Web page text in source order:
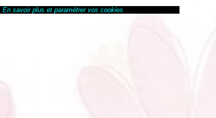
En savoir plus et paramétrer vos cookies